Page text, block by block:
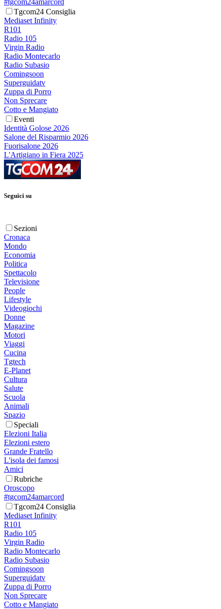
#tgcom24amarcord
Tgcom24 Consiglia
Mediaset Infinity
R101
Radio 105
Virgin Radio
Radio Montecarlo
Radio Subasio
Comingsoon
Superguidatv
Zuppa di Porro
Non Sprecare
Cotto e Mangiato
Eventi
Identità Golose 2026
Salone del Risparmio 2026
Fuorisalone 2026
L'Artigiano in Fiera 2025
Seguici su
Sezioni
Cronaca
Mondo
Economia
Politica
Spettacolo
Televisione
People
Lifestyle
Videogiochi
Donne
Magazine
Motori
Viaggi
Cucina
Tgtech
E-Planet
Cultura
Salute
Scuola
Animali
Spazio
Speciali
Elezioni Italia
Elezioni estero
Grande Fratello
L'isola dei famosi
Amici
Rubriche
Oroscopo
#tgcom24amarcord
Tgcom24 Consiglia
Mediaset Infinity
R101
Radio 105
Virgin Radio
Radio Montecarlo
Radio Subasio
Comingsoon
Superguidatv
Zuppa di Porro
Non Sprecare
Cotto e Mangiato